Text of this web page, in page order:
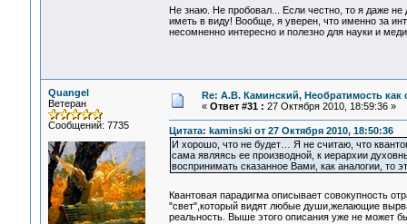
Не знаю. Не пробовал... Если честно, то я даже
иметь в виду! Вообще, я уверен, что именно за
несомненно интересно и полезно для науки и
Quangel
Ветеран
Сообщений: 7735
Re: А.В. Каминский, Необратимость как
« Ответ #31 : 27 Октября 2010, 18:59:36 »
Цитата: kaminski от 27 Октября 2010, 18:50:36
И хорошо, что не будет… Я не считаю, что
сама являясь ее производной, к иерархии
воспринимать сказанное Вами, как аналогии, то
Квантовая парадигма описывает совокупность
"свет",который видят любые души,желающие
реальность. Выше этого описания уже не может